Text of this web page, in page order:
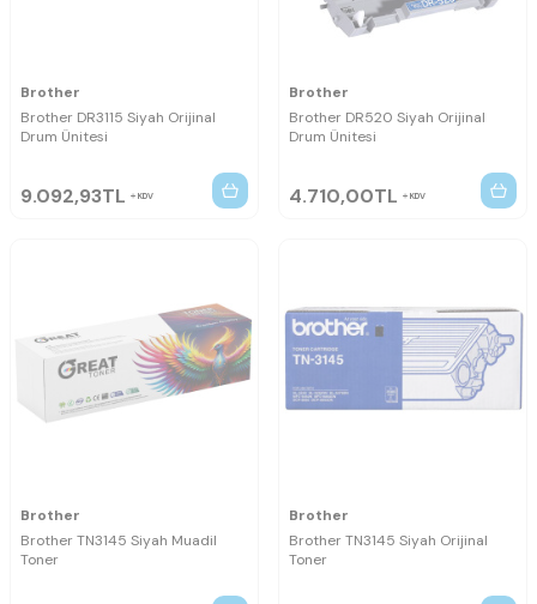
Brother
Brother DR3115 Siyah Orijinal
Drum Ünitesi
9.092,93TL KDV
Brother
Brother DR520 Siyah Orijinal
Drum Ünitesi
4.710,00TL KDV
Brother
Brother TN3145 Siyah Muadil
Toner
Brother
Brother TN3145 Siyah Orijinal
Toner